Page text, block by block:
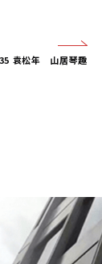
袁松年 山居琴趣